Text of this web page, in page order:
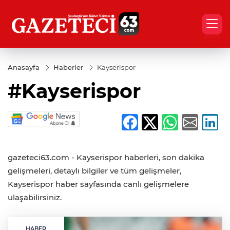
Anasayfa Haberler Kayserispor
#Kayserispor
gazeteci63.com - Kayserispor haberleri, son dakika
gelişmeleri, detaylı bilgiler ve tüm gelişmeler,
Kayserispor haber sayfasında canlı gelişmelere
ulaşabilirsiniz.